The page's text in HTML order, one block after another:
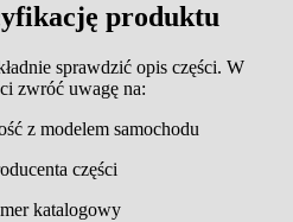
produktu
sprawdzić opis części. W
zwróć uwagę na:
z modelem samochodu
części
katalogowy